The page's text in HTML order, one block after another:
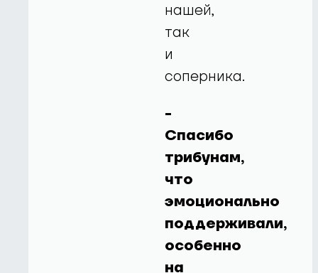
нашей,
так
и
соперника.
-
Спасибо
трибунам,
что
эмоционально
поддерживали,
особенно
на